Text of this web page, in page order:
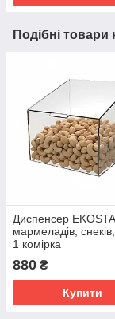
Подібні товари
Диспенсер
мармеладів, снеків,
1 комірка
880 ₴
Купити